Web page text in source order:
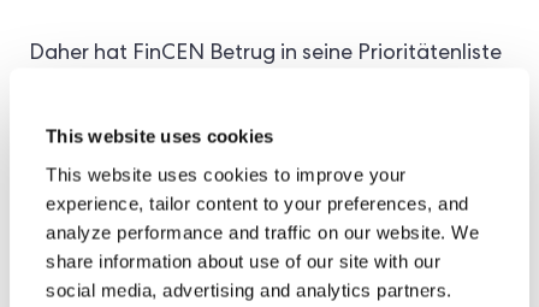
This website uses cookies
This website uses cookies to improve your
experience, tailor content to your preferences, and
analyze performance and traffic on our website. We
share information about use of our site with our
social media, advertising and analytics partners.
Daher hat FinCEN Betrug in seine Prioritätenliste
Organisationen. Diese Hinweise betonen die
Kompromittierung von E-Mail-Konten und
Business Email Compromise (BEC).